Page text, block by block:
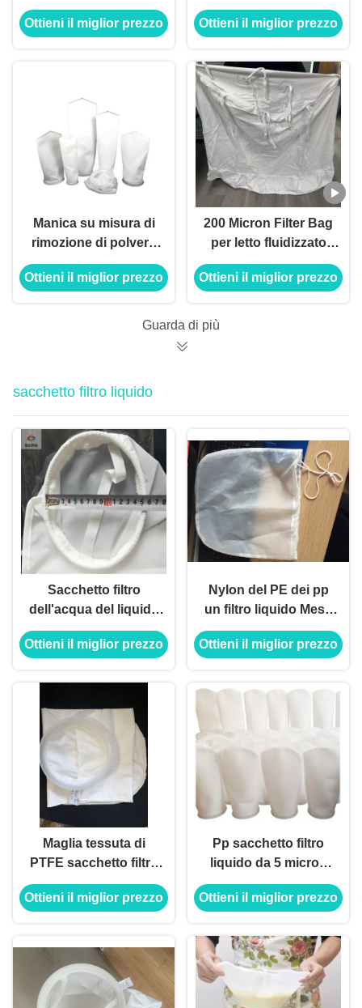
per il collettore di
polveri con i
Ottieni il miglior prezzo
polveri hanno
galvanizzato la gabbia
sacchetto filtro
Ottieni il miglior prezzo
Manica su misura di
rimozione di polvere
con il trattamento di
superficie
Ottieni il miglior prezzo
200 Micron Filter Bag
per letto fluidizzato
Granulatore
multifunzionale di
granulatore a uno
Ottieni il miglior prezzo
Guarda di più
sacchetto filtro liquido
Sacchetto filtro
dell'acqua del liquido
del poliestere del PE
da 1 micron pp
Ottieni il miglior prezzo
Nylon del PE dei pp
un filtro liquido Mesh
Bag da 5 micron per il
latte del dado/filtro
Ottieni il miglior prezzo
Maglia tessuta di
PTFE sacchetto filtro
da 100 micron per
forte filtrazione liquida
Ottieni il miglior prezzo
Pp sacchetto filtro
liquido da 5 micron
per la custodia di filtro
Ottieni il miglior prezzo